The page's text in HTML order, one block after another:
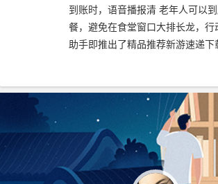
到账时，语音播报清 老年人可以
餐，避免在食堂窗口大排长龙，
助手即推出了精品推荐新游速递下